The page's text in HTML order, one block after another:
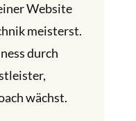
Website
meisterst.
durch
wächst.